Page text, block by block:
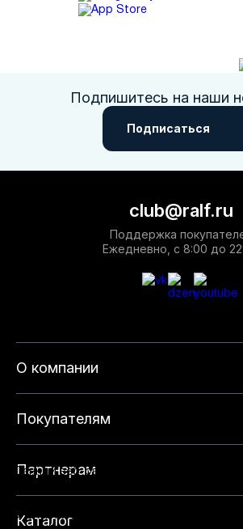
Подпишитесь на наши
Подписаться
О компании
Покупателям
Партнерам
Каталог
club@ralf.ru
Поддержка
Ежедневно, с 8:00 до
Данный веб-сайт использует cookie-
опыта на нашем сайте. Продолжая